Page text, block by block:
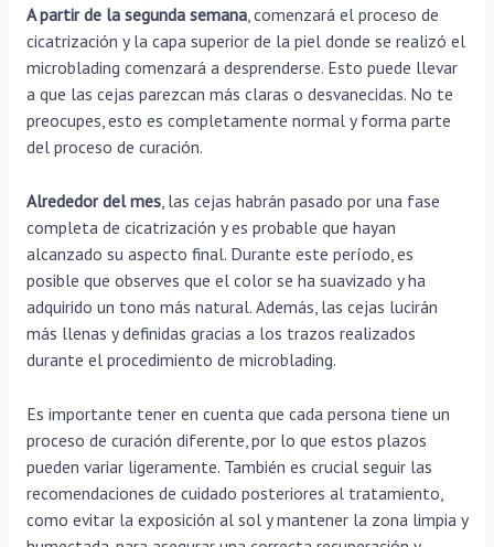
A partir de la segunda semana, comenzará el proceso de
cicatrización y la capa superior de la piel donde se realizó el
microblading comenzará a desprenderse. Esto puede llevar
a que las cejas parezcan más claras o desvanecidas. No te
preocupes, esto es completamente normal y forma parte
del proceso de curación.
Alrededor del mes, las cejas habrán pasado por una fase
completa de cicatrización y es probable que hayan
alcanzado su aspecto final. Durante este período, es
posible que observes que el color se ha suavizado y ha
adquirido un tono más natural. Además, las cejas lucirán
más llenas y definidas gracias a los trazos realizados
durante el procedimiento de microblading.
Es importante tener en cuenta que cada persona tiene un
proceso de curación diferente, por lo que estos plazos
pueden variar ligeramente. También es crucial seguir las
recomendaciones de cuidado posteriores al tratamiento,
como evitar la exposición al sol y mantener la zona limpia y